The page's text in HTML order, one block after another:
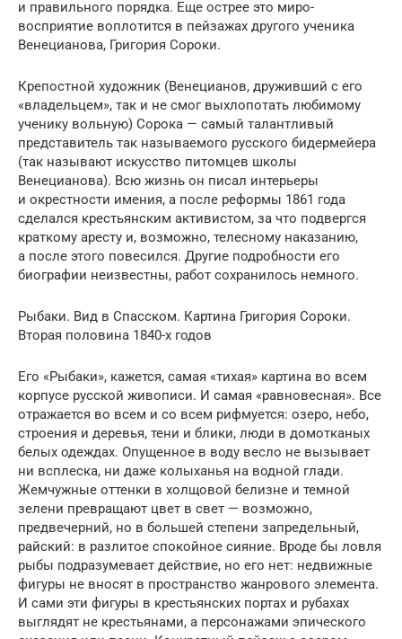
и правильного порядка. Еще острее это миро­
восприятие воплотится в пейзажах другого ученика
Венецианова, Григория Сороки.
Крепостной художник (Венецианов, друживший с его
«владельцем», так и не смог выхлопотать любимому
ученику вольную) Сорока — самый талант­ливый
представитель так называемого русского бидермейера
(так называют искусство питомцев школы
Венецианова). Всю жизнь он писал интерьеры
и окрестности имения, а после реформы 1861 года
сделался крестьянским активистом, за что подвергся
краткому аресту и, возможно, телесному наказа­нию,
а после этого повесился. Другие подробности его
биографии неизвестны, работ сохранилось немного.
Рыбаки. Вид в Спасском. Картина Григория Сороки.
Вторая половина 1840-х годов
Его «Рыбаки», кажется, самая «тихая» картина во всем
корпусе русской живо­писи. И самая «равновесная». Все
отражается во всем и со всем рифмуется: озеро, небо,
строения и деревья, тени и блики, люди в домотканых
белых одеж­дах. Опущенное в воду весло не вызывает
ни всплеска, ни даже колыханья на водной глади.
Жемчужные оттенки в холщовой белизне и темной
зелени превращают цвет в свет — возможно,
предвечерний, но в большей степени запредельный,
райский: в разлитое спокойное сияние. Вроде бы ловля
рыбы подразумевает действие, но его нет: недвижные
фигуры не вносят в простран­ство жанрового элемента.
И сами эти фигуры в крестьянских портах и рубахах
выглядят не крестьянами, а персонажами эпического